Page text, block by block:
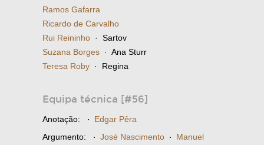
Ramos Gafarra
Ricardo de Carvalho
Rui Reininho · Sartov
Suzana Borges · Ana Sturr
Teresa Roby · Regina
Equipa técnica [#56]
Anotação: · Edgar Pêra
Argumento: · José Nascimento · Manuel